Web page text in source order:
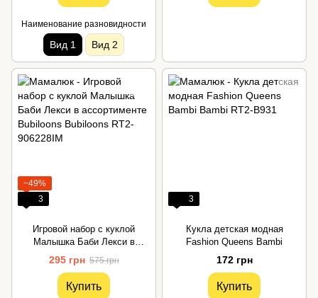
Наименование разновидности
Вид 1 Вид 2
−49%
3
Игровой набор с куклой
Малышка Баби Лекси в
ассортименте Bubiloons
295 грн 575 грн
Купить
3
Кукла детская модная
Fashion Queens Bambi
172 грн
Купить